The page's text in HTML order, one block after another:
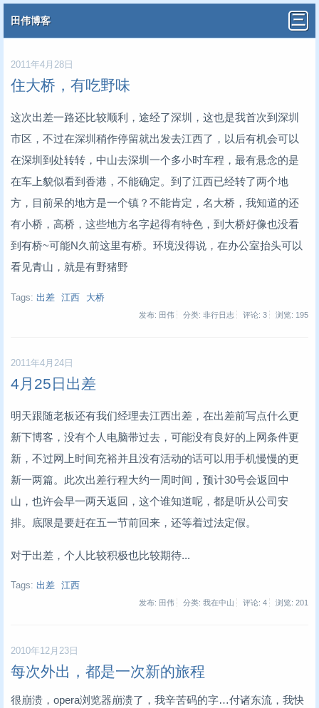
田伟博客
2011年4月28日
住大桥，有吃野味
这次出差一路还比较顺利，途经了深圳，这也是我首次到深圳
市区，不过在深圳稍作停留就出发去江西了，以后有机会可以
在深圳到处转转，中山去深圳一个多小时车程，最有悬念的是
在车上貌似看到香港，不能确定。到了江西已经转了两个地
方，目前呆的地方是一个镇？不能肯定，名大桥，我知道的还
有小桥，高桥，这些地方名字起得有特色，到大桥好像也没看
到有桥~可能N久前这里有桥。环境没得说，在办公室抬头可以
看见青山，就是有野猪野
Tags: 出差 江西 大桥
发布: 田伟 分类: 非行日志 评论: 3 浏览: 195
2011年4月24日
4月25日出差
明天跟随老板还有我们经理去江西出差，在出差前写点什么更
新下博客，没有个人电脑带过去，可能没有良好的上网条件更
新，不过网上时间充裕并且没有活动的话可以用手机慢慢的更
新一两篇。此次出差行程大约一周时间，预计30号会返回中
山，也许会早一两天返回，这个谁知道呢，都是听从公司安
排。底限是要赶在五一节前回来，还等着过法定假。
对于出差，个人比较积极也比较期待...
Tags: 出差 江西
发布: 田伟 分类: 我在中山 评论: 4 浏览: 201
2010年12月23日
每次外出，都是一次新的旅程
很崩溃，opera浏览器崩溃了，我辛苦码的字…付诸东流，我快